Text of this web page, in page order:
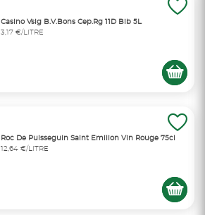
Casino Vsig B.V.Bons Cep.Rg 11D Bib 5L
3,17 €/LITRE
Roc De Puisseguin Saint Emilion Vin Rouge 75cl
12,64 €/LITRE